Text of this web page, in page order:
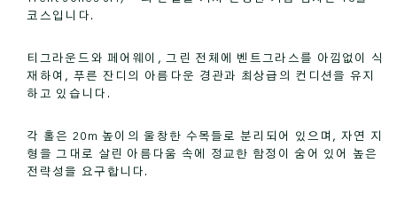
코스입니다.
티그라운드와 페어웨이, 그린 전체에 벤트그라스를 아낌없이 식
재하여, 푸른 잔디의 아름다운 경관과 최상급의 컨디션을 유지
하고 있습니다.
각 홀은 20m 높이의 울창한 수목들로 분리되어 있으며, 자연 지
형을 그대로 살린 아름다움 속에 정교한 함정이 숨어 있어 높은
전략성을 요구합니다.